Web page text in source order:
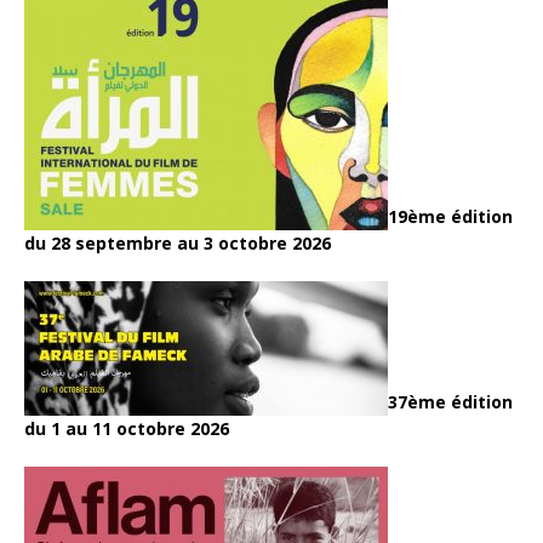
19ème édition
du 28 septembre au 3 octobre 2026
37ème édition
du 1 au 11 octobre 2026